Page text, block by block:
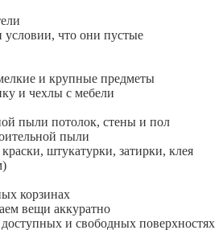
что они пустые
и крупные предметы
и чехлы с мебели
пыли потолок, стены и пол
пыли
штукатурки, затирки, клея
корзинах
вещи аккуратно
и свободных поверхностях